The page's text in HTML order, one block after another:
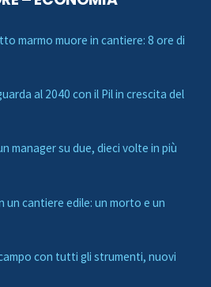
marmo muore in cantiere: 8 ore di
al 2040 con il Pil in crescita del
manager su due, dieci volte in più
cantiere edile: un morto e un
con tutti gli strumenti, nuovi